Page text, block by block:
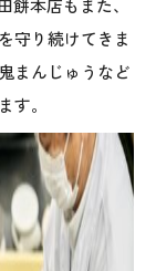
餅本店もまた、
守り続けてきま
まんじゅうなど
す。